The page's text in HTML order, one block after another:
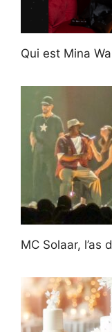
Qui est Mina
MC Solaar,